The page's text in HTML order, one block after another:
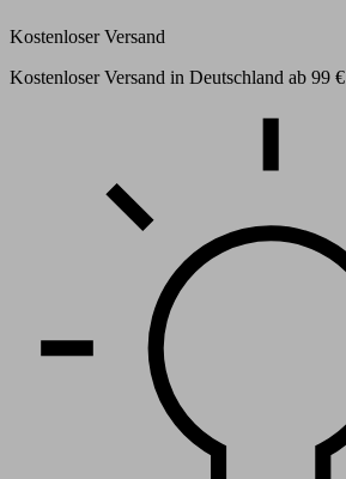
Kostenloser Versand
Kostenloser Versand in Deutschland ab 99 €